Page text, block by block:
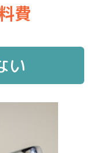
費
い